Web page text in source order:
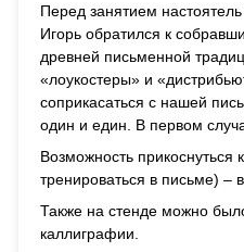
Перед занятием
Игорь обратился к
древней письменной
«лоукостеры» и
соприкасаться с нашей
один и един. В первом
Возможность прикоснуться
тренироваться в письме) –
Также на стенде можно
каллиграфии.